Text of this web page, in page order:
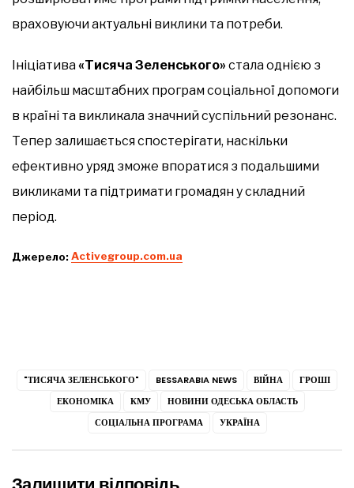
враховуючи актуальні виклики та потреби.
Ініціатива«Тисяча Зеленського» стала однією з
найбільш масштабних програм соціальної допомоги
в країні та викликала значний суспільний резонанс.
Тепер залишається спостерігати, наскільки
ефективно уряд зможе впоратися з подальшими
викликами та підтримати громадян у складний
період.
Джерело: Аctivegroup.com.ua
"ТИСЯЧА ЗЕЛЕНСЬКОГО" BESSARABIA NEWS ВІЙНА
ГРОШІ
ЕКОНОМІКА
КМУ
НОВИНИ ОДЕСЬКА ОБЛАСТЬ
СОЦІАЛЬНА ПРОГРАМА
УКРАЇНА